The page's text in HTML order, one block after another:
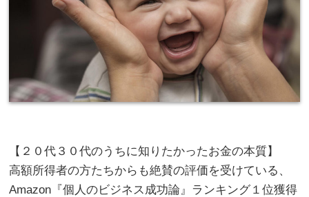
【２０代３０代のうちに知りたかったお金の本質】
高額所得者の方たちからも絶賛の評価を受けている、
Amazon『個人のビジネス成功論』ランキング１位獲得